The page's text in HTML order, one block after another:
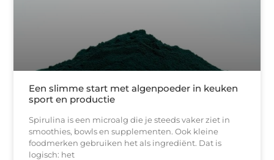
Een slimme start met algenpoeder in keuken
sport en productie
Spirulina is een microalg die je steeds vaker ziet in
smoothies, bowls en supplementen. Ook kleine
foodmerken gebruiken het als ingrediënt. Dat is
logisch: het